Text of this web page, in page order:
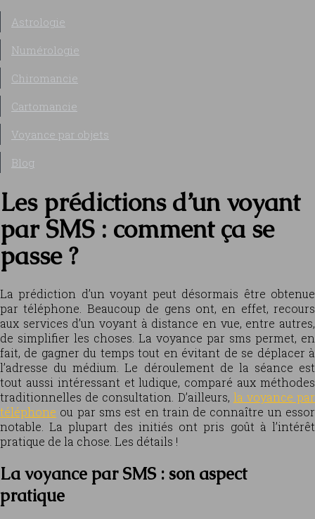
Astrologie
Numérologie
Chiromancie
Cartomancie
Voyance par objets
Blog
Les prédictions d’un voyant
par SMS : comment ça se
passe ?
La prédiction d’un voyant peut désormais être obtenue
par téléphone. Beaucoup de gens ont, en effet, recours
aux services d’un voyant à distance en vue, entre autres,
de simplifier les choses. La voyance par sms permet, en
fait, de gagner du temps tout en évitant de se déplacer à
l’adresse du médium. Le déroulement de la séance est
tout aussi intéressant et ludique, comparé aux méthodes
traditionnelles de consultation. D’ailleurs, la voyance par
téléphone ou par sms est en train de connaître un essor
notable. La plupart des initiés ont pris goût à l’intérêt
pratique de la chose. Les détails !
La voyance par SMS : son aspect
pratique